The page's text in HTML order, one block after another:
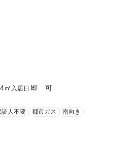
㎡ 入居日 即 可
証人不要 都市ガス 南向き